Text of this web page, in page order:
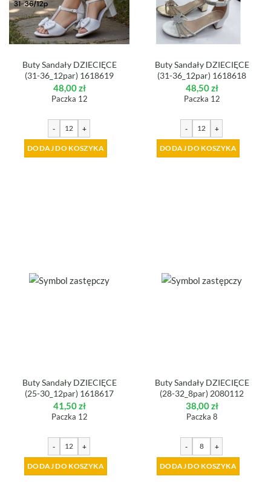
Buty Sandały DZIECIĘCE
(31-36_12par) 1618619
48,00zł
Paczka 12
- +
DODAJ DO KOSZYKA
Buty Sandały DZIECIĘCE
(31-36_12par) 1618618
48,50zł
Paczka 12
- +
DODAJ DO KOSZYKA
Buty Sandały DZIECIĘCE
(25-30_12par) 1618617
41,50zł
Paczka 12
- +
DODAJ DO KOSZYKA
Buty Sandały DZIECIĘCE
(28-32_8par) 2080112
38,00zł
Paczka 8
- +
DODAJ DO KOSZYKA